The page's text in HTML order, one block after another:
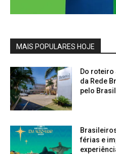
MAIS POPULARES HOJE
Do roteiro
da Rede
pelo Brasil
férias e